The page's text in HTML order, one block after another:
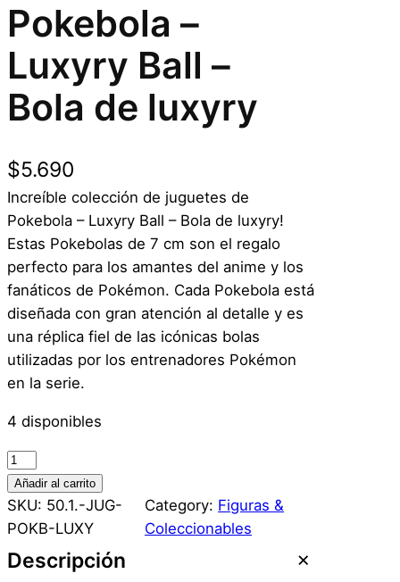
Pokebola –
Luxyry Ball –
Bola de luxyry
$5.690
Increíble colección de juguetes de
Pokebola – Luxyry Ball – Bola de luxyry!
Estas Pokebolas de 7 cm son el regalo
perfecto para los amantes del anime y los
fanáticos de Pokémon. Cada Pokebola está
diseñada con gran atención al detalle y es
una réplica fiel de las icónicas bolas
utilizadas por los entrenadores Pokémon
en la serie.
4 disponibles
P
o
k
e
b
Añadir al carrito
SKU: 50.1.-JUG-
POKB-LUXY
Category: Figuras &
Coleccionables
Descripción